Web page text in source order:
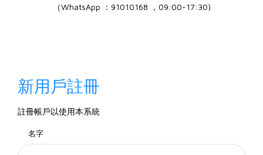
（WhatsApp ：91010168 ，09:00-17:30)
新用戶註冊
註冊帳戶以使用本系統
名字